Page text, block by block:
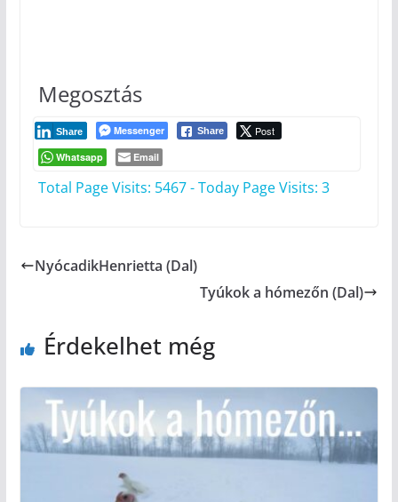
Megosztás
Messenger Share Post
Share
Whatsapp Email
Total Page Visits: 5467 - Today Page Visits: 3
NyócadikHenrietta (Dal)
Tyúkok a hómezőn (Dal)
Érdekelhet még